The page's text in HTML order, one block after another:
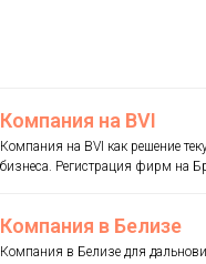
Компания на BVI
Компания на BVI как решение
бизнеса. Регистрация фирм на
Компания в Белизе
Компания в Белизе для